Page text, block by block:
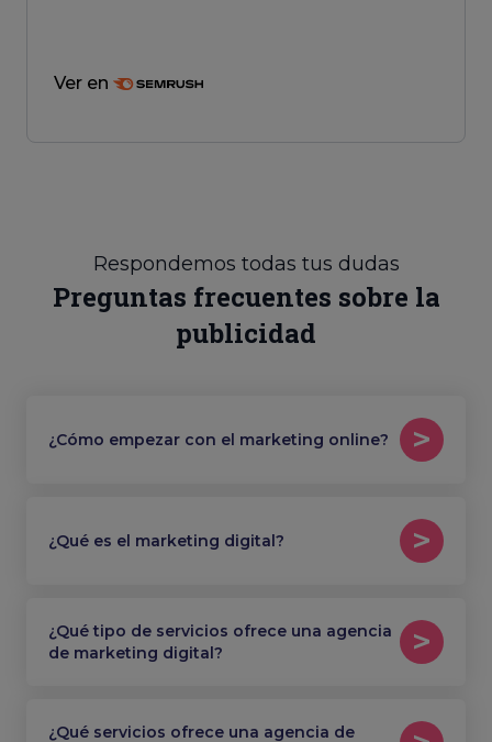
Ver en
Respondemos todas tus dudas
Preguntas frecuentes sobre la
publicidad
¿Cómo empezar con el marketing online?
¿Qué es el marketing digital?
¿Qué tipo de servicios ofrece una agencia
de marketing digital?
¿Qué servicios ofrece una agencia de